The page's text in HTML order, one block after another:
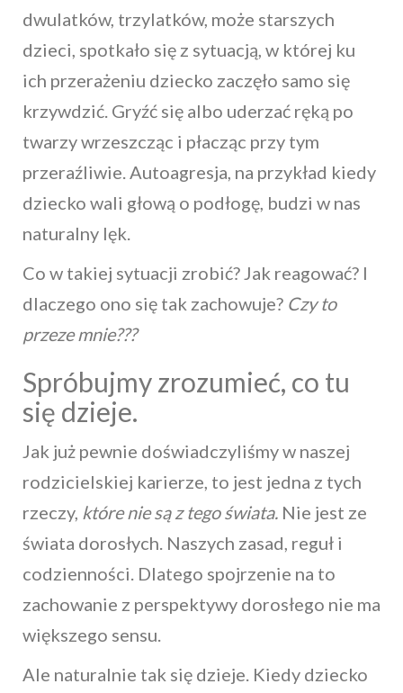
dwulatków, trzylatków, może starszych
dzieci, spotkało się z sytuacją, w której ku
ich przerażeniu dziecko zaczęło samo się
krzywdzić. Gryźć się albo uderzać ręką po
twarzy wrzeszcząc i płacząc przy tym
przeraźliwie. Autoagresja, na przykład kiedy
dziecko wali głową o podłogę, budzi w nas
naturalny lęk.
Co w takiej sytuacji zrobić? Jak reagować? I
dlaczego ono się tak zachowuje? Czy to
przeze mnie???
Spróbujmy zrozumieć, co tu
się dzieje.
Jak już pewnie doświadczyliśmy w naszej
rodzicielskiej karierze, to jest jedna z tych
rzeczy, które nie są z tego świata. Nie jest ze
świata dorosłych. Naszych zasad, reguł i
codzienności. Dlatego spojrzenie na to
zachowanie z perspektywy dorosłego nie ma
większego sensu.
Ale naturalnie tak się dzieje. Kiedy dziecko